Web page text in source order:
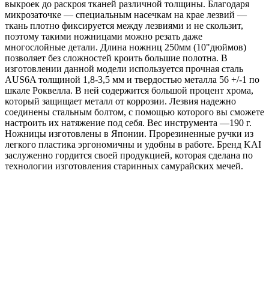
выкроек до раскроя тканей различной толщины. Благодаря
микрозаточке — специальным насечкам на крае лезвий —
ткань плотно фиксируется между лезвиями и не скользит,
поэтому такими ножницами можно резать даже
многослойные детали. Длина ножниц 250мм (10"дюймов)
позволяет без сложностей кроить большие полотна. В
изготовлении данной модели используется прочная сталь
AUS6A толщиной 1,8-3,5 мм и твердостью металла 56 +/-1 по
шкале Роквелла. В ней содержится большой процент хрома,
который защищает металл от коррозии. Лезвия надежно
соединены стальным болтом, с помощью которого вы сможете
настроить их натяжение под себя. Вес инструмента —190 г.
Ножницы изготовлены в Японии. Прорезиненные ручки из
легкого пластика эргономичны и удобны в работе. Бренд KAI
заслуженно гордится своей продукцией, которая сделана по
технологии изготовления старинных самурайских мечей.